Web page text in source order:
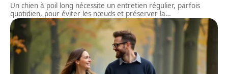
Un chien à poil long nécessite un entretien régulier, parfois
quotidien, pour éviter les nœuds et préserver la…